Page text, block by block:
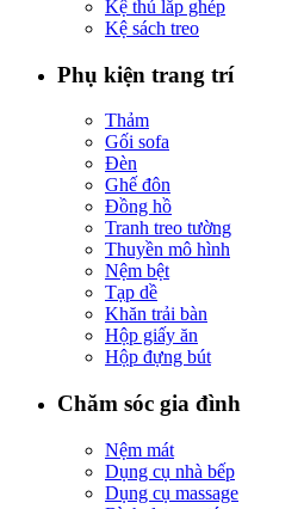
Kệ thú lắp ghép
Kệ sách treo
Phụ kiện trang trí
Thảm
Gối sofa
Đèn
Ghế đôn
Đồng hồ
Tranh treo tường
Thuyền mô hình
Nệm bệt
Tạp dề
Khăn trải bàn
Hộp giấy ăn
Hộp đựng bút
Chăm sóc gia đình
Nệm mát
Dụng cụ nhà bếp
Dụng cụ massage